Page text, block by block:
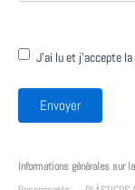
Consentimiento
J'ai lu et j'accepte la
Informations générales sur